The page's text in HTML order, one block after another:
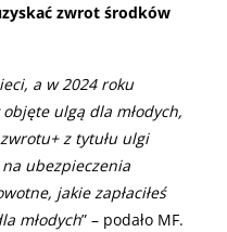
zwrot środków
a w 2024 roku
objęte ulgą dla młodych,
z tytułu ulgi
na ubezpieczenia
jakie zapłaciłeś
młodych” – podało MF.